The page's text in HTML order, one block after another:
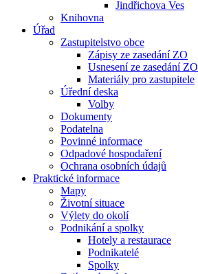
Jindřichova Ves
Knihovna
Úřad
Zastupitelstvo obce
Zápisy ze zasedání ZO
Usnesení ze zasedání ZO
Materiály pro zastupitele
Úřední deska
Volby
Dokumenty
Podatelna
Povinné informace
Odpadové hospodaření
Ochrana osobních údajů
Praktické informace
Mapy
Životní situace
Výlety do okolí
Podnikání a spolky
Hotely a restaurace
Podnikatelé
Spolky